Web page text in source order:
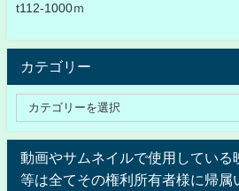
t112-1000ｍ
カテゴリー
動画やサムネイルで使用している
等は全てその権利所有者様に帰属